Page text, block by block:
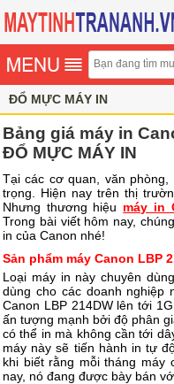
ĐỔ MỰC MÁY IN
Bảng giá máy in
ĐỔ MỰC MÁY IN
Tại các cơ quan, văn
trọng. Hiện nay trên thị
Nhưng thương hiệu máy in
Trong bài viết hôm nay,
in của Canon nhé!
Sản phẩm máy Canon LBP
Loại máy in này chuyên
dùng cho các doanh nghiệp
Canon LBP 214DW lên tới
ấn tượng mạnh bởi độ phân
có thể in mà không cần tới
máy này sẽ tiến hành in tự
khi biết rằng mỗi tháng máy
nay, nó đang được bày bán